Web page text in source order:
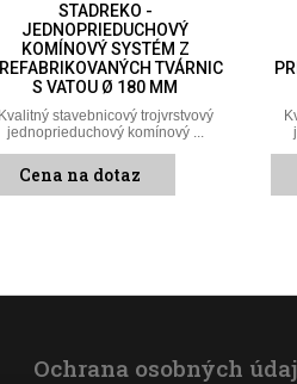
STADREKO -
JEDNOPRIEDUCHOVÝ
KOMÍNOVÝ SYSTÉM Z
TVÁRNIC
S VATOU Ø 180 MM
Kvalitný stavebnicový trojvrstvový
jednoprieduchový komínový ...
Cena na dotaz
Ochrana osobných